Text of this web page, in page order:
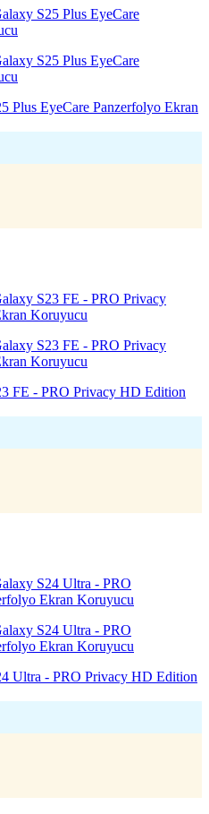
Plus EyeCare Panzerfolyo Ekran
FE - PRO Privacy HD Edition
Ultra - PRO Privacy HD Edition